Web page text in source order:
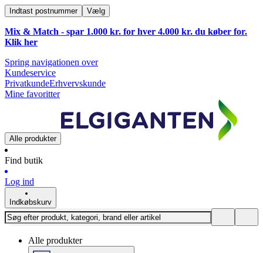
Indtast postnummer Vælg
Mix & Match - spar 1.000 kr. for hver 4.000 kr. du køber for.
Klik her
Spring navigationen over
Kundeservice
PrivatkundeErhvervskunde
Mine favoritter
Alle produkter
Find butik
Log ind
Indkøbskurv
Alle produkter